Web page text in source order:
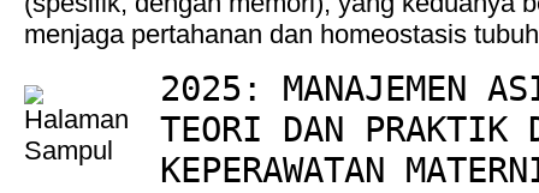
menjaga pertahanan dan homeostasis
2025: MANAJEMEN
TEORI DAN PRAKTIK
KEPERAWATAN